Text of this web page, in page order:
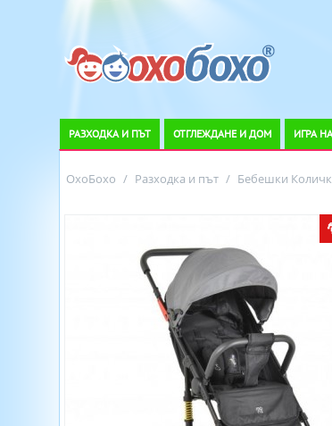
РАЗХОДКА И ПЪТ ОТГЛЕЖДАНЕ И ДОМ ИГРА
ОхоБохо / Разходка и път / Бебешки